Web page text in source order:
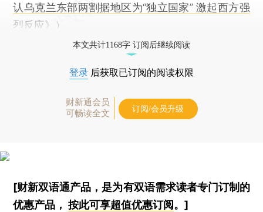
认乌克兰东部两割据地区为“独立国家” 激起西方强
烈反应》
）
本文共计1168字 订阅后继续阅读
登录 后获取已订阅的阅读权限
财新通会员
可畅读全文
订阅/会员升级
[财新双语通产品，是为有双语需求读者专门订制的
优惠产品，按此可享超值优惠订阅。]